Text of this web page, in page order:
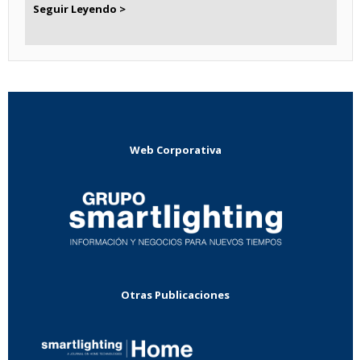
Seguir Leyendo >
Web Corporativa
Otras Publicaciones